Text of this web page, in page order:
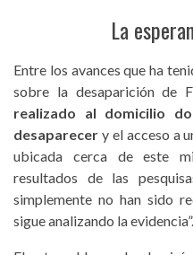
La
Entre los avances que ha
sobre la desaparición de
realizado al domicilio
desaparecer y el acceso a
ubicada cerca de este
resultados de las
simplemente no han sido
sigue analizando la evidencia”.